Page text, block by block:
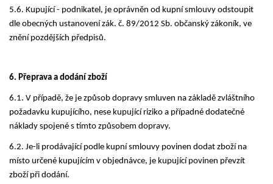
5.6. Kupující - podnikatel, je oprávněn od kupní smlouvy odstoupit
dle obecných ustanovení zák. č. 89/2012 Sb. občanský zákoník, ve
znění pozdějších předpisů.
6. Přeprava a dodání zboží
6.1. V případě, že je způsob dopravy smluven na základě zvláštního
požadavku kupujícího, nese kupující riziko a případné dodatečné
náklady spojené s tímto způsobem dopravy.
6.2. Je-li prodávající podle kupní smlouvy povinen dodat zboží na
místo určené kupujícím v objednávce, je kupující povinen převzít
zboží při dodání.